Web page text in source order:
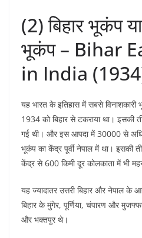
(2) बिहार भूकंप
भूकंप – Bihar
in India
यह भारत के इतिहास में सबसे
1934 को बिहार से टकराया था। इसकी
गई थी। और इस आपदा में 30000 से
भूकंप का केंद्र पूर्वी नेपाल में था। इसकी
केंद्र से 600 किमी दूर कोलकाता में भी
यह ज्यादातर उत्तरी बिहार और नेपाल के
बिहार के मुंगेर, पूर्णिया, चंपारण और
और भक्तपुर थे।